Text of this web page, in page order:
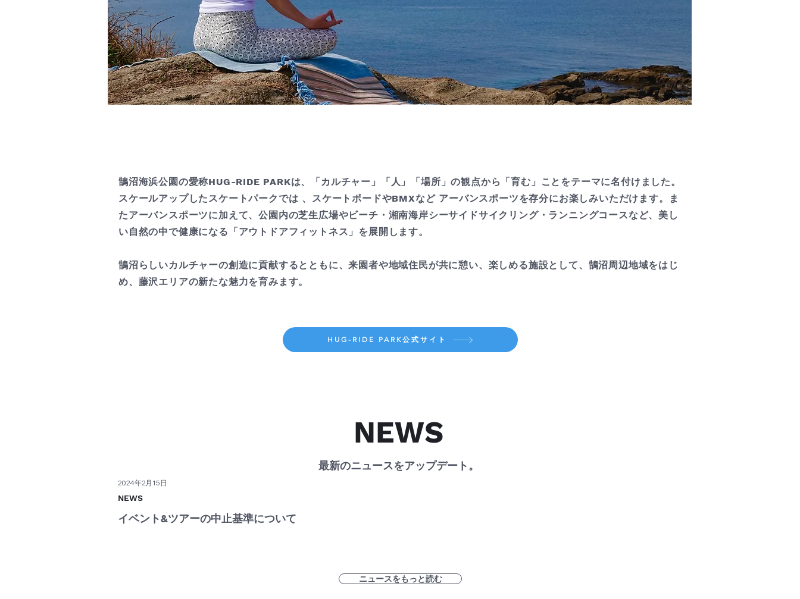
鵠沼海浜公園の愛称HUG-RIDE PARKは、「カルチャー」「人」「場所」の観点から「育む」ことをテーマに名付けました。
スケールアップしたスケートパークでは 、スケートボードやBMXなど アーバンスポーツを存分にお楽しみいただけます。ま
たアーバンスポーツに加えて、公園内の芝生広場やビーチ・湘南海岸シーサイドサイクリング・ランニングコースなど、美し
い自然の中で健康になる「アウトドアフィットネス」を展開します。
鵠沼らしいカルチャーの創造に貢献するとともに、来園者や地域住民が共に憩い、楽しめる施設として、鵠沼周辺地域をはじ
め、藤沢エリアの新たな魅力を育みます。
HUG-RIDE PARK公式サイト
NEWS
​最新のニュースをアップデート。
イベント&ツアーの中止基準について
NEWS
2024年2月15日
ニュースをもっと読む